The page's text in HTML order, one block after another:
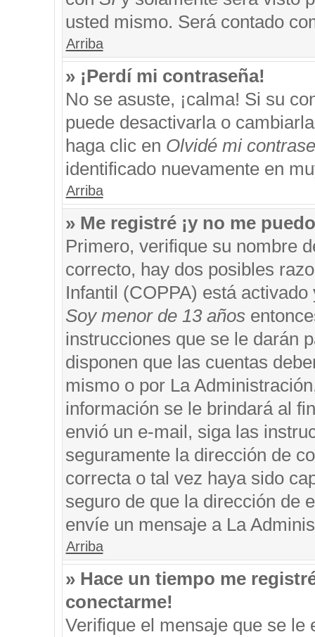
usted mismo. Será contado
Arriba
» ¡Perdí mi contraseña!
No se asuste, ¡calma! Si su
puede desactivarla o
haga clic en Olvidé mi
identificado nuevamente en
Arriba
» Me registré ¡y no me
Primero, verifique su nombre
correcto, hay dos posibles
Infantil (COPPA) está
Soy menor de 13 años
instrucciones que se le darán
disponen que las cuentas
mismo o por La
información se le brindará al
envió un e-mail, siga las
seguramente la dirección de
correcta o tal vez haya sido
seguro de que la dirección de
envíe un mensaje a La
Arriba
» Hace un tiempo me
conectarme!
Verifique el mensaje que se